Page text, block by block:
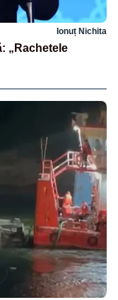
Ionuț Nichita
„Rachetele